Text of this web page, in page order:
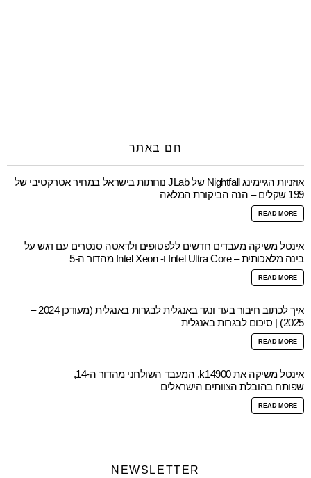
חם באתר
אוזניות הגיימינג Nightfall של JLab נוחתות בישראל במחיר אטרקטיבי של
199 שקלים – הנה הביקורת המלאה
READ MORE
אינטל משיקה מעבדים חדשים ללפטופים ולדאטה סנטרים עם דגש על
בינה מלאכותית – Intel Ultra Core ו- Intel Xeon מהדור ה-5
READ MORE
איך לכתוב חיבור בעד ונגד באנגלית לבגרות באנגלית (מעודכן 2024 –
2025) | סיכום לבגרות באנגלית
READ MORE
אינטל משיקה את k14900, המעבד השולחני מהדור ה-14,
שפותח בהובלת הצוותים הישראלים
READ MORE
NEWSLETTER